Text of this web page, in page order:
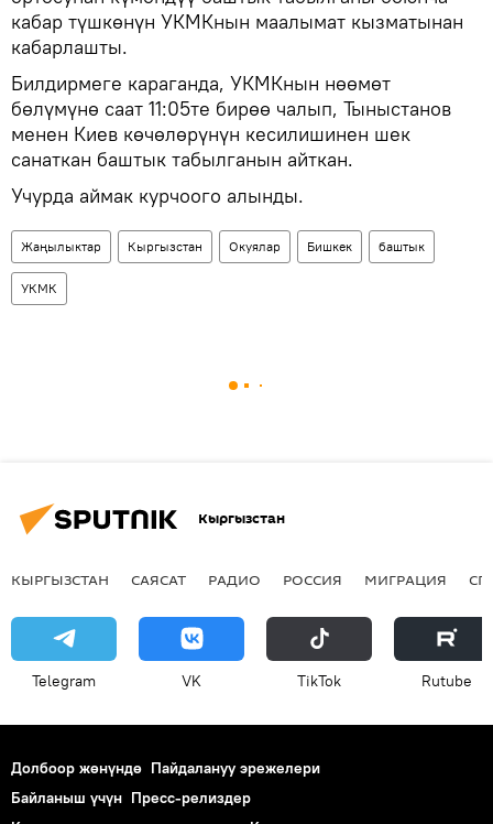
кабар түшкөнүн УКМКнын маалымат кызматынан
кабарлашты.
Билдирмеге караганда, УКМКнын нөөмөт
бөлүмүнө саат 11:05те бирөө чалып, Тыныстанов
менен Киев көчөлөрүнүн кесилишинен шек
санаткан баштык табылганын айткан.
Учурда аймак курчоого алынды.
Жаңылыктар Кыргызстан Окуялар Бишкек баштык
УКМК
Кыргызстан
КЫРГЫЗСТАН САЯСАТ РАДИО РОССИЯ МИГРАЦИЯ
Telegram VK ТikТоk Rutube
Долбоор жөнүндө Пайдалануу эрежелери
Байланыш үчүн Пресс-релиздер